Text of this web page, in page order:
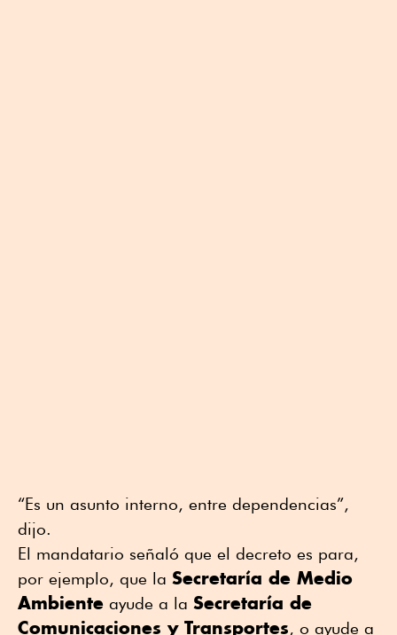
“Es un asunto interno, entre dependencias”,
dijo.
El mandatario señaló que el decreto es para,
por ejemplo, que la Secretaría de Medio
Ambiente ayude a la Secretaría de
Comunicaciones y Transportes, o ayude a